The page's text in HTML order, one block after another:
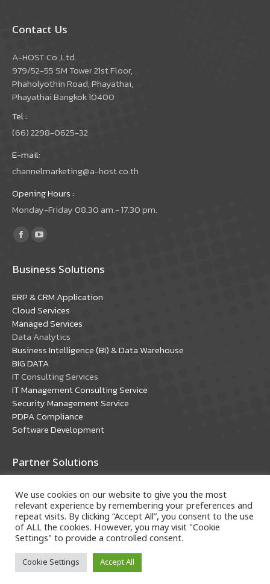
Contact Us
A-HOST Co.,Ltd.
979/52-55 SM Tower 21st Floor,
Phaholyothin Road, Phayathai,
Phayathai Bangkok 10400
Tel :
(66) 2298-0625-32
E-mail:
channelmarketing@a-host.co.th
Opening Hours :
Monday-Friday 08.30 am.- 17.30 pm.
Find us on:
Facebook
opens
new
window
YouTube
opens
new
window
Business Solutions
ERP & CRM Application
Cloud Services
Managed Services
Data Analytics
Business Intelligence (BI) & Data Warehouse
BIG DATA
IT Consulting Services
IT Management Consulting Service
Security Management Service
PDPA Compliance
Software Development
Partner Solutions
Oracle Solutions
Microsoft Solutions
Copyright © 2018 A-HOST Company Limited. All rights
We use cookies on our website to give you the most
relevant experience by remembering your preferences and
repeat visits. By clicking “Accept All”, you consent to the use
of ALL the cookies. However, you may visit "Cookie
Settings" to provide a controlled consent.
Cookie Settings Accept All